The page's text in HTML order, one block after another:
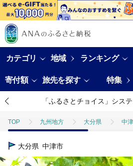
カテゴリ 地域 ランキング
寄付額 旅先を探す 特集
「ふるさとチョイス」シス
TOP 九州地方 大分県 中
TOP
TOP フルーツ ほかのフルーツ
大分県 中津市